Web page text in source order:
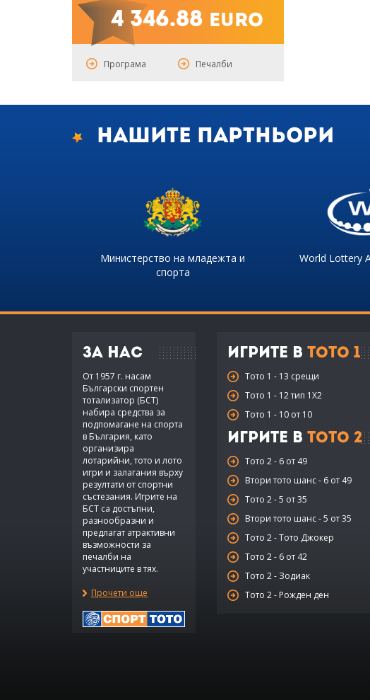
4 346.88 euro
Програма Печалби
Нашите партньори
Министерство на младежта и
спорта
World Lottery
За нас
От 1957 г. насам
Български спортен
тотализатор (БСТ)
набира средства за
подпомагане на спорта
в България, като
организира
лотарийни, тото и лото
игри и залагания върху
резултати от спортни
състезания. Игрите на
БСТ са достъпни,
разнообразни и
предлагат атрактивни
възможности за
печалби на
участниците в тях.
Прочети още
Игрите в Тото 1
Тото 1 - 13 срещи
Тото 1 - 12 тип 1X2
Тото 1 - 10 от 10
Игрите в Тото 2
Тото 2 - 6 от 49
Втори тото шанс - 6 от 49
Тото 2 - 5 от 35
Втори тото шанс - 5 от 35
Тото 2 - Тото Джокер
Тото 2 - 6 от 42
Тото 2 - Зодиак
Тото 2 - Рожден ден